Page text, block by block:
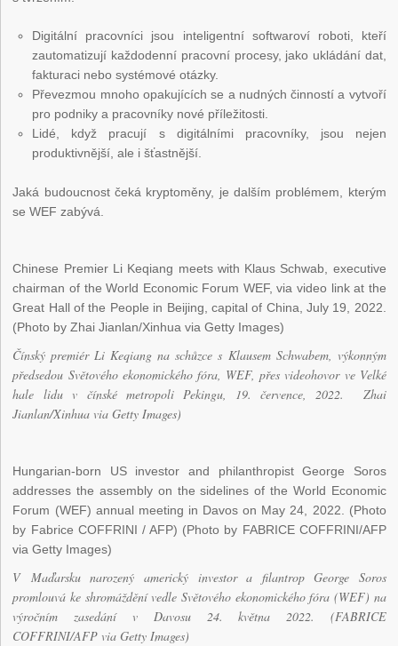
Digitální pracovníci jsou inteligentní softwaroví roboti, kteří
zautomatizují každodenní pracovní procesy, jako ukládání dat,
fakturaci nebo systémové otázky.
Převezmou mnoho opakujících se a nudných činností a vytvoří
pro podniky a pracovníky nové příležitosti.
Lidé, když pracují s digitálními pracovníky, jsou nejen
produktivnější, ale i šťastnější.
Jaká budoucnost čeká kryptoměny, je dalším problémem, kterým
se WEF zabývá.
Chinese Premier Li Keqiang meets with Klaus Schwab, executive
chairman of the World Economic Forum WEF, via video link at the
Great Hall of the People in Beijing, capital of China, July 19, 2022.
(Photo by Zhai Jianlan/Xinhua via Getty Images)
Čínský premiér Li Keqiang na schůzce s Klausem Schwabem, výkonným
předsedou Světového ekonomického fóra, WEF, přes videohovor ve Velké
hale lidu v čínské metropoli Pekingu, 19. července, 2022. Zhai
Jianlan/Xinhua via Getty Images)
Hungarian-born US investor and philanthropist George Soros
addresses the assembly on the sidelines of the World Economic
Forum (WEF) annual meeting in Davos on May 24, 2022. (Photo
by Fabrice COFFRINI / AFP) (Photo by FABRICE COFFRINI/AFP
via Getty Images)
V Maďarsku narozený americký investor a filantrop George Soros
promlouvá ke shromáždění vedle Světového ekonomického fóra (WEF) na
výročním zasedání v Davosu 24. května 2022. (FABRICE
COFFRINI/AFP via Getty Images)